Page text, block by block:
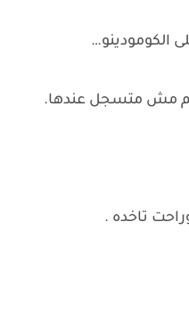
الكومودينو…
مش متسجل عندها.
تاخده .